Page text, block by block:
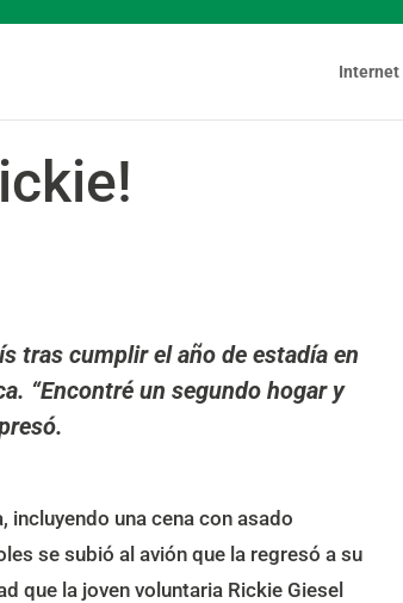
Internet
tras cumplir el año de estadía en
“Encontré un segundo hogar y
una cena con asado
se subió al avión que la regresó a su
que la joven voluntaria Rickie Giesel